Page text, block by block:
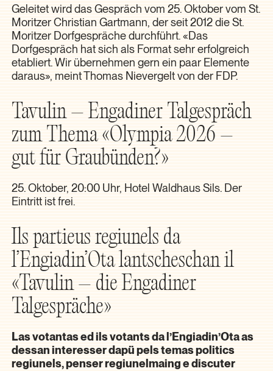
Geleitet wird das Gespräch vom 25. Oktober vom St.
Moritzer Christian Gartmann, der seit 2012 die St.
Moritzer Dorfgespräche durchführt. «Das
Dorfgespräch hat sich als Format sehr erfolgreich
etabliert. Wir übernehmen gern ein paar Elemente
daraus», meint Thomas Nievergelt von der FDP.
Tavulin – Engadiner Talgespräch
zum Thema «Olympia 2026 –
gut für Graubünden?»
25. Oktober, 20:00 Uhr, Hotel Waldhaus Sils. Der
Eintritt ist frei.
Ils partieus regiunels da
l’Engiadin’Ota lantscheschan il
«Tavulin – die Engadiner
Talgespräche»
Las votantas ed ils votants da l’Engiadin’Ota as
dessan interesser dapü pels temas politics
regiunels, penser regiunelmaing e discuter